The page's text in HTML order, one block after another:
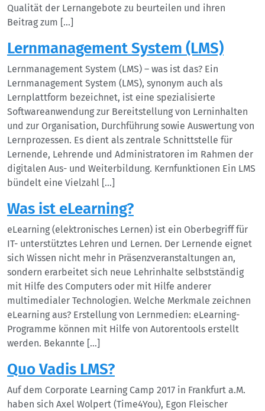
Qualität der Lernangebote zu beurteilen und ihren
Beitrag zum […]
Lernmanagement System (LMS)
Lernmanagement System (LMS) – was ist das? Ein
Lernmanagement System (LMS), synonym auch als
Lernplattform bezeichnet, ist eine spezialisierte
Softwareanwendung zur Bereitstellung von Lerninhalten
und zur Organisation, Durchführung sowie Auswertung von
Lernprozessen. Es dient als zentrale Schnittstelle für
Lernende, Lehrende und Administratoren im Rahmen der
digitalen Aus- und Weiterbildung. Kernfunktionen Ein LMS
bündelt eine Vielzahl […]
Was ist eLearning?
eLearning (elektronisches Lernen) ist ein Oberbegriff für
IT- unterstütztes Lehren und Lernen. Der Lernende eignet
sich Wissen nicht mehr in Präsenzveranstaltungen an,
sondern erarbeitet sich neue Lehrinhalte selbstständig
mit Hilfe des Computers oder mit Hilfe anderer
multimedialer Technologien. Welche Merkmale zeichnen
eLearning aus? Erstellung von Lernmedien: eLearning-
Programme können mit Hilfe von Autorentools erstellt
werden. Bekannte […]
Quo Vadis LMS?
Auf dem Corporate Learning Camp 2017 in Frankfurt a.M.
haben sich Axel Wolpert (Time4You), Egon Fleischer